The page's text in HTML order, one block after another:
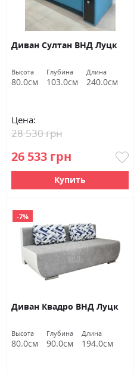
Диван Султан ВНД Луцк
Высота
80.0см
Глубина
103.0см
Длина
240.0см
Цена:
26 533 грн
28 530 грн
Купить
-7%
Диван Квадро ВНД Луцк
Высота
80.0см
Глубина
90.0см
Длина
194.0см